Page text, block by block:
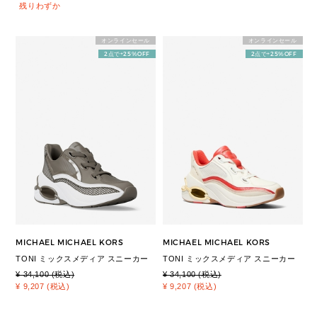
残りわずか
オンラインセール
2点で+25%OFF
MICHAEL MICHAEL KORS
TONI ミックスメディア スニーカー
¥ 34,100 (税込)
¥ 9,207 (税込)
オンラインセール
2点で+25%OFF
MICHAEL MICHAEL KORS
TONI ミックスメディア スニーカー
¥ 34,100 (税込)
¥ 9,207 (税込)